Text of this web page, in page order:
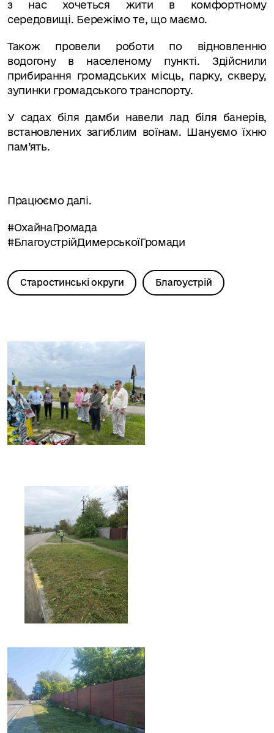
з нас хочеться жити в комфортному
середовищі. Бережімо те, що маємо.
Також провели роботи по відновленню
водогону в населеному пункті. Здійснили
прибирання громадських місць, парку, скверу,
зупинки громадського транспорту.
У садах біля дамби навели лад біля банерів,
встановлених загиблим воїнам. Шануємо їхню
пам’ять.
Працюємо далі.
#ОхайнаГромада
#БлагоустрійДимерськоїГромади
Старостинські округи Благоустрій